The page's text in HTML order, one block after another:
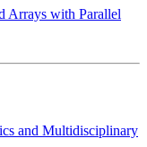
Arrays with Parallel